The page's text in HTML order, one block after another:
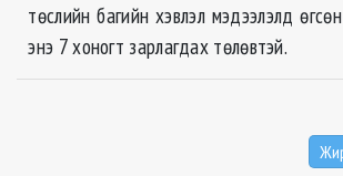
төслийн багийн хэвлэл мэдээлэлд
энэ 7 хоногт зарлагдах төлөвтэй.